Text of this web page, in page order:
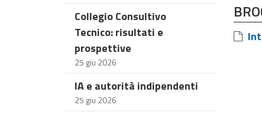
Collegio Consultivo
Tecnico: risultati e
prospettive
25 giu 2026
IA e autorità indipendenti
25 giu 2026